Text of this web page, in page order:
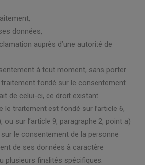
données,
auprès d’une autorité de
à tout moment, sans porter
fondé sur le consentement
de celui-ci, ce droit existant
le traitement est fondé sur l’article 6,
ou sur l’article 9, paragraphe 2, point a)
sur le consentement de la personne
de ses données à caractère
plusieurs finalités spécifiques.